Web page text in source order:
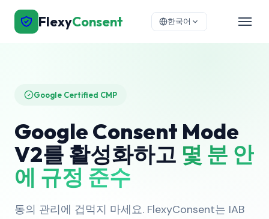
FlexyConsent 한국어
Google Certified CMP
Google Consent Mode
V2를 활성화하고 몇 분 안
에 규정 준수
동의 관리에 겁먹지 마세요. FlexyConsent는 IAB